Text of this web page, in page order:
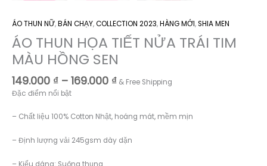
ÁO THUN NỮ,BÁN CHẠY,COLLECTION 2023,HÀNG MỚI,SHIA MEN
ÁO THUN HỌA TIẾT NỬA TRÁI TIM
MÀU HỒNG SEN
149.000 ₫ – 169.000 ₫Khoảng
149.000 ₫
đến
169.000 ₫
& Free Shipping
Đặc điểm nổi bật
– Chất liệu 100% Cotton Nhật, hoáng mát, mềm mịn
– Định lượng vải 245gsm dày dặn